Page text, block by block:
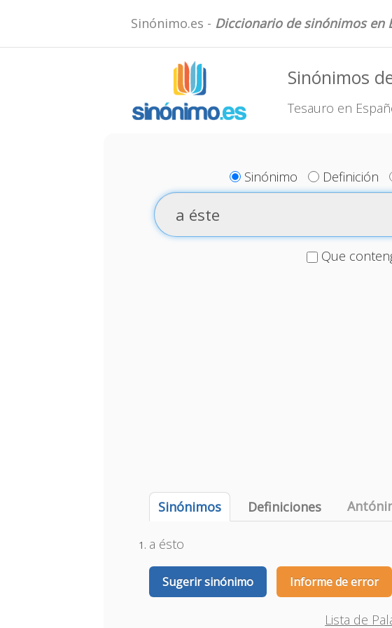
Sinónimo.es - Diccionario de sinónimos en
Sinónimos
Tesauro en
Sinónimo Definición
Que
Sinónimos Definiciones
a ésto
Sugerir sinónimo Informe de error
Lista de